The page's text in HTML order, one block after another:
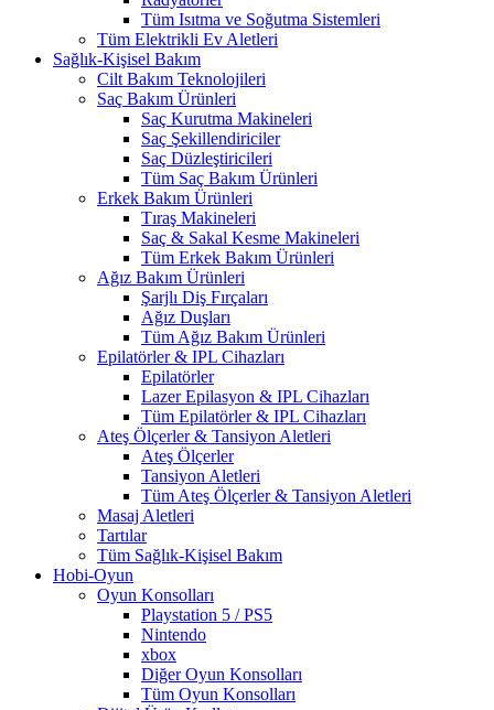
Tüm Isıtma ve Soğutma Sistemleri
Tüm Elektrikli Ev Aletleri
Sağlık-Kişisel Bakım
Cilt Bakım Teknolojileri
Saç Bakım Ürünleri
Saç Kurutma Makineleri
Saç Şekillendiriciler
Saç Düzleştiricileri
Tüm Saç Bakım Ürünleri
Erkek Bakım Ürünleri
Tıraş Makineleri
Saç & Sakal Kesme Makineleri
Tüm Erkek Bakım Ürünleri
Ağız Bakım Ürünleri
Şarjlı Diş Fırçaları
Ağız Duşları
Tüm Ağız Bakım Ürünleri
Epilatörler & IPL Cihazları
Epilatörler
Lazer Epilasyon & IPL Cihazları
Tüm Epilatörler & IPL Cihazları
Ateş Ölçerler & Tansiyon Aletleri
Ateş Ölçerler
Tansiyon Aletleri
Tüm Ateş Ölçerler & Tansiyon Aletleri
Masaj Aletleri
Tartılar
Tüm Sağlık-Kişisel Bakım
Hobi-Oyun
Oyun Konsolları
Playstation 5 / PS5
Nintendo
xbox
Diğer Oyun Konsolları
Tüm Oyun Konsolları